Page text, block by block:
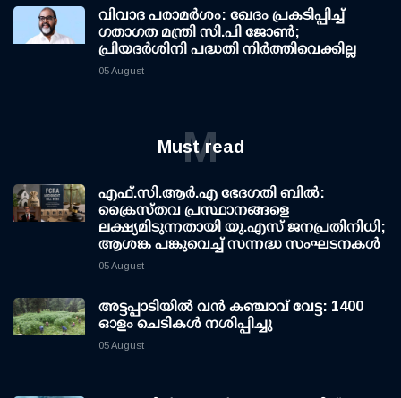
വിവാദ പരാമര്‍ശം: ഖേദം പ്രകടിപ്പിച്ച്
ഗതാഗത മന്ത്രി സി.പി ജോണ്‍;
പ്രിയദര്‍ശിനി പദ്ധതി നിര്‍ത്തിവെക്കില്ല
05 August
Must read
M
എഫ്.സി.ആര്‍.എ ഭേദഗതി ബില്‍:
ക്രൈസ്തവ പ്രസ്ഥാനങ്ങളെ
ലക്ഷ്യമിടുന്നതായി യു.എസ് ജനപ്രതിനിധി;
ആശങ്ക പങ്കുവെച്ച് സന്നദ്ധ സംഘടനകള്‍
05 August
അട്ടപ്പാടിയില്‍ വന്‍ കഞ്ചാവ് വേട്ട: 1400
ഓളം ചെടികള്‍ നശിപ്പിച്ചു
05 August